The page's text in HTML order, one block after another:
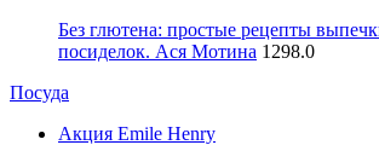
Без глютена: простые рецепты
посиделок. Ася Мотина 1298.0
Посуда
Акция Emile Henry